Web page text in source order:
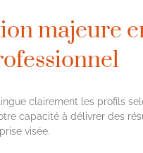
majeure
clairement les profils
capacité à délivrer des
visée.